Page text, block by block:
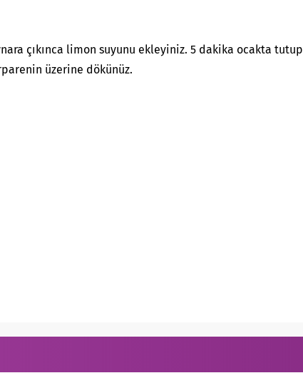
çıkınca limon suyunu ekleyiniz. 5 dakika ocakta tutup
üzerine dökünüz.